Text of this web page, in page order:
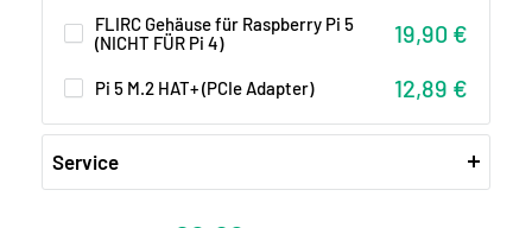
FLIRC Gehäuse für Raspberry Pi 5
(NICHT FÜR Pi 4)
Sonderpreis
19,90 €
Pi 5 M.2 HAT+ (PCIe Adapter) Sonderpreis
12,89 €
Service